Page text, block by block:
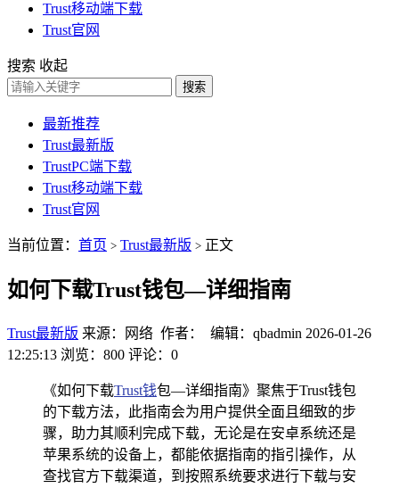
Trust移动端下载
Trust官网
搜索 收起
搜索
最新推荐
Trust最新版
TrustPC端下载
Trust移动端下载
Trust官网
当前位置： 首页 > Trust最新版 > 正文
如何下载Trust钱包—详细指南
Trust最新版 来源：网络 作者： 编辑：qbadmin 2026-01-26
12:25:13 浏览：800 评论：0
《如何下载Trust钱包—详细指南》聚焦于Trust钱包
的下载方法，此指南会为用户提供全面且细致的步
骤，助力其顺利完成下载，无论是在安卓系统还是
苹果系统的设备上，都能依据指南的指引操作，从
查找官方下载渠道，到按照系统要求进行下载与安